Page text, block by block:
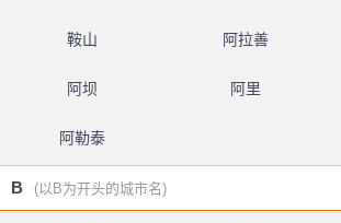
鞍山 阿拉善
阿坝 阿里
阿勒泰
B (以B为开头的城市名)